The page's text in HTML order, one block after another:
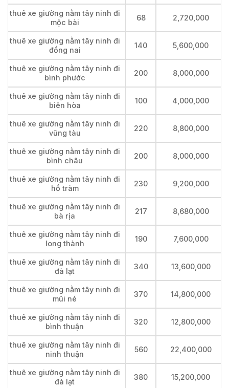
thuê xe giường nằm tây ninh đi
mộc bài
68 2,720,000
thuê xe giường nằm tây ninh đi
đồng nai
140 5,600,000
thuê xe giường nằm tây ninh đi
bình phước
200 8,000,000
thuê xe giường nằm tây ninh đi
biên hòa
100 4,000,000
thuê xe giường nằm tây ninh đi
vũng tàu
220 8,800,000
thuê xe giường nằm tây ninh đi
bình châu
200 8,000,000
thuê xe giường nằm tây ninh đi
hồ tràm
230 9,200,000
thuê xe giường nằm tây ninh đi
bà rịa
217 8,680,000
thuê xe giường nằm tây ninh đi
long thành
190 7,600,000
thuê xe giường nằm tây ninh đi
đà lạt
340 13,600,000
thuê xe giường nằm tây ninh đi
mũi né
370 14,800,000
thuê xe giường nằm tây ninh đi
bình thuận
320 12,800,000
thuê xe giường nằm tây ninh đi
ninh thuận
560 22,400,000
thuê xe giường nằm tây ninh đi
đà lạt
380 15,200,000